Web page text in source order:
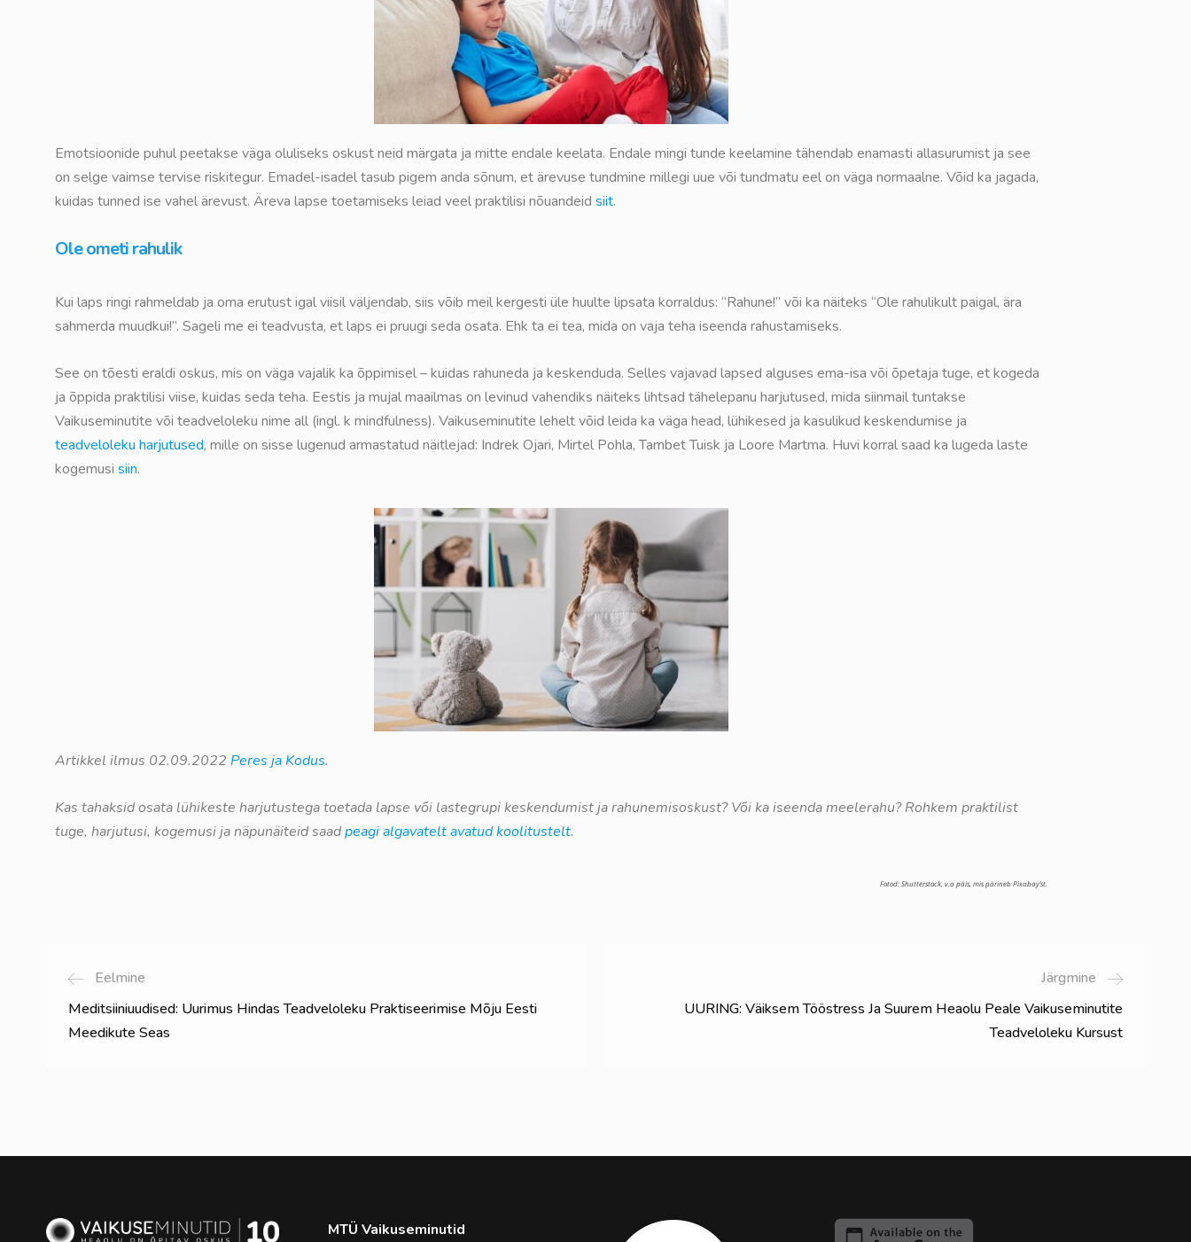
Emotsioonide puhul peetakse väga oluliseks oskust neid märgata ja mitte endale keelata. Endale mingi tunde keelamine tähendab enamasti allasurumist ja see
on selge vaimse tervise riskitegur. Emadel-isadel tasub pigem anda sõnum, et ärevuse tundmine millegi uue või tundmatu eel on väga normaalne. Võid ka jagada,
kuidas tunned ise vahel ärevust. Äreva lapse toetamiseks leiad veel praktilisi nõuandeid siit.
Ole ometi rahulik
Kui laps ringi rahmeldab ja oma erutust igal viisil väljendab, siis võib meil kergesti üle huulte lipsata korraldus: “Rahune!” või ka näiteks “Ole rahulikult paigal, ära
sahmerda muudkui!”. Sageli me ei teadvusta, et laps ei pruugi seda osata. Ehk ta ei tea, mida on vaja teha iseenda rahustamiseks.
See on tõesti eraldi oskus, mis on väga vajalik ka õppimisel – kuidas rahuneda ja keskenduda. Selles vajavad lapsed alguses ema-isa või õpetaja tuge, et kogeda
ja õppida praktilisi viise, kuidas seda teha. Eestis ja mujal maailmas on levinud vahendiks näiteks lihtsad tähelepanu harjutused, mida siinmail tuntakse
Vaikuseminutite või teadveloleku nime all (ingl. k mindfulness). Vaikuseminutite lehelt võid leida ka väga head, lühikesed ja kasulikud keskendumise ja
teadveloleku harjutused, mille on sisse lugenud armastatud näitlejad: Indrek Ojari, Mirtel Pohla, Tambet Tuisk ja Loore Martma. Huvi korral saad ka lugeda laste
kogemusi siin.
Artikkel ilmus 02.09.2022 Peres ja Kodus.
Kas tahaksid osata lühikeste harjutustega toetada lapse või lastegrupi keskendumist ja rahunemisoskust? Või ka iseenda meelerahu?Rohkem praktilist
tuge, harjutusi, kogemusi ja näpunäiteid saadpeagi algavatelt avatud koolitustelt.
Fotod: Shutterstock, v.a päis, mis pärineb Pixabay’st.
Eelmine
Meditsiiniuudised: Uurimus Hindas Teadveloleku Praktiseerimise Mõju Eesti
Meedikute Seas
Järgmine
UURING: Väiksem Tööstress Ja Suurem Heaolu Peale Vaikuseminutite
Teadveloleku Kursust
MTÜ Vaikuseminutid